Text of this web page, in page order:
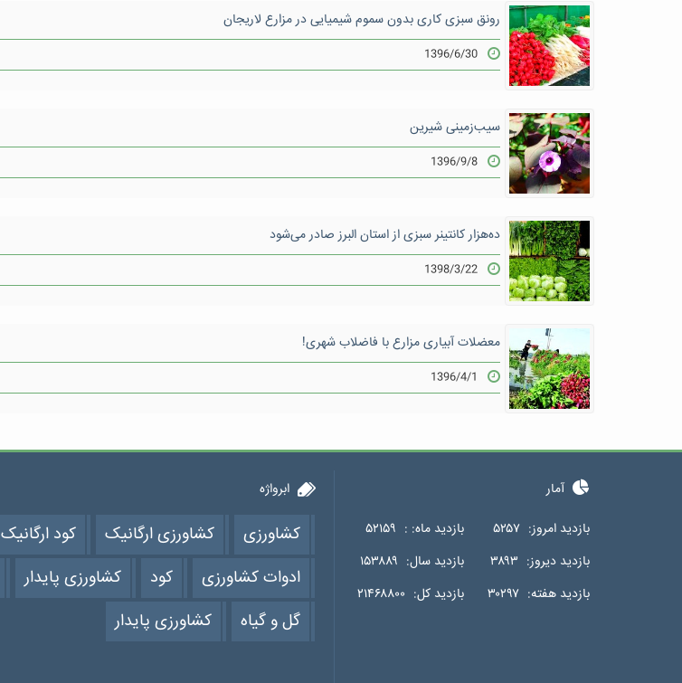
رونق سبزی کاری بدون سموم شیمیایی در مزارع لاریجان
1396/6/30
سیب‌زمینی شیرین
1396/9/8
ده‌هزار کانتینر سبزی از استان البرز صادر می‌شود
1398/3/22
معضلات آبیاری مزارع با فاضلاب شهری!
1396/4/1
ابرواژه
کشاورزی کشاورزی ارگانیک کود ارگانیک
ادوات کشاورزی
کود کشاورزی پایدار
گل و گیاه
کشاورزی پایدار
آمار
بازدید امروز: ۵۲۵۷ بازدید ماه: : ۵۲۱۵۹
بازدید دیروز: ۳۸۹۳ بازدید سال: ۱۵۳۸۸۹
بازدید هفته: ۳۰۲۹۷ بازدید کل: ۲۱۴۶۸۸۰۰